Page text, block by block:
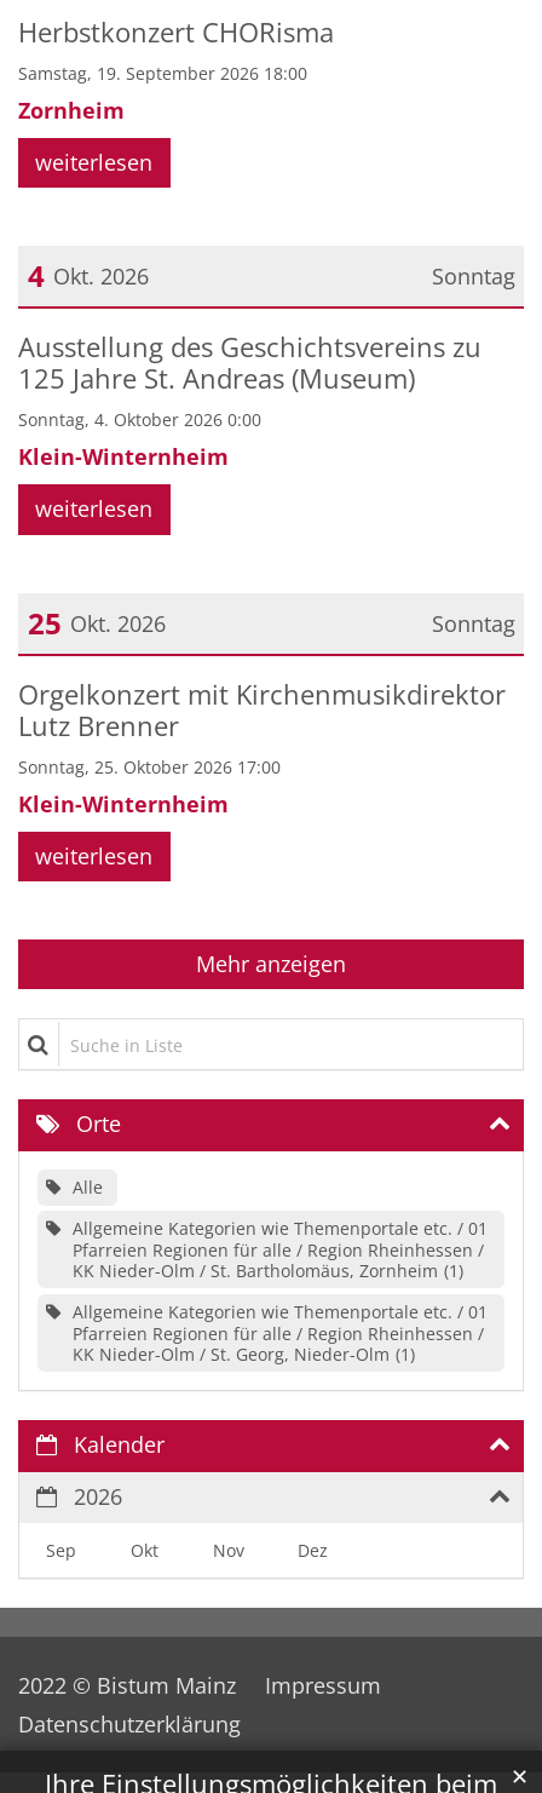
Ihre Einstellungsmöglichkeiten beim ✕
Datum: 19. September 2026
Herbstkonzert CHORisma
Samstag, 19. September 2026 18:00
Zornheim
weiterlesen
Sonntag
4 Okt. 2026
Datum: 4. Oktober 2026
Ausstellung des Geschichtsvereins zu
125 Jahre St. Andreas (Museum)
Sonntag, 4. Oktober 2026 0:00
Klein-Winternheim
weiterlesen
Sonntag
25 Okt. 2026
Datum: 25. Oktober 2026
Orgelkonzert mit Kirchenmusikdirektor
Lutz Brenner
Sonntag, 25. Oktober 2026 17:00
Klein-Winternheim
weiterlesen
Mehr anzeigen
Suche in Liste
Orte
Alle
Allgemeine Kategorien wie Themenportale etc. / 01
Pfarreien Regionen für alle / Region Rheinhessen /
KK Nieder-Olm / St. Bartholomäus, Zornheim 1
Allgemeine Kategorien wie Themenportale etc. / 01
Pfarreien Regionen für alle / Region Rheinhessen /
KK Nieder-Olm / St. Georg, Nieder-Olm 1
Kalender
2026
Sep Okt Nov Dez
2022 © Bistum Mainz
Impressum
Datenschutzerklärung